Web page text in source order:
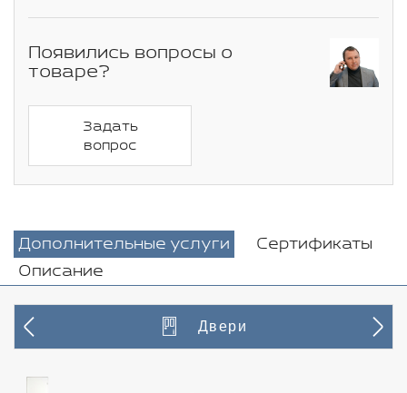
Появились вопросы о
товаре?
Задать
вопрос
Дополнительные услуги
Сертификаты
Описание
Двери